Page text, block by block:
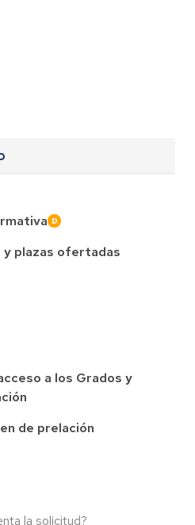
y plazas ofertadas
a los Grados y
de prelación
la solicitud?